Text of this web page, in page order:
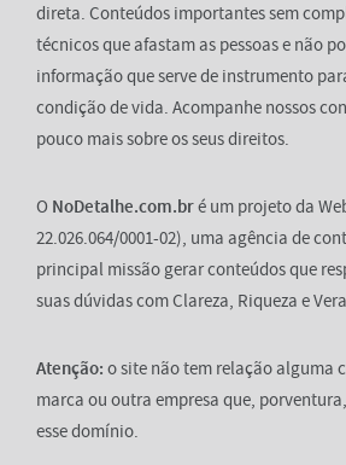
direta. Conteúdos importantes sem
técnicos que afastam as pessoas e não
informação que serve de instrumento
condição de vida. Acompanhe nossos
pouco mais sobre os seus direitos.
O NoDetalhe.com.bré um projeto da
22.026.064/0001-02), uma agência de
principal missão gerar conteúdos que
suas dúvidas com Clareza, Riqueza e
Atenção: o site não tem relação alguma
marca ou outra empresa que,
esse domínio.